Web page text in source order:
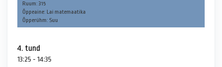
Ruum: 315
Õppeaine: Lai matemaatika
Õpperühm: Suu
4. tund
13:25 - 14:35